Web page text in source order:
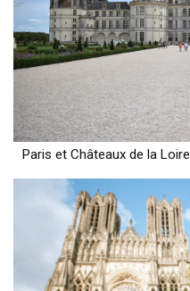
Paris et Châteaux de la Loire